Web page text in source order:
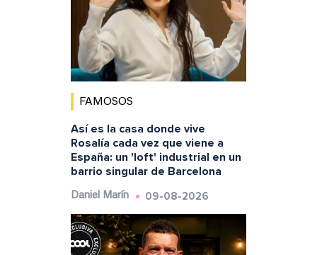
FAMOSOS
Así es la casa donde vive
Rosalía cada vez que viene a
España: un 'loft' industrial en un
barrio singular de Barcelona
Daniel Marín 09-08-2026